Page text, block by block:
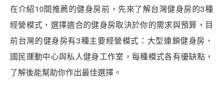
在介紹10間推薦的健身房前，先來了解台灣健身房的3種
經營模式，選擇適合的健身房取決於你的需求與預算，目
前台灣的健身房有3種主要經營模式：大型連鎖健身房、
國民運動中心與私人健身工作室，每種模式各有優缺點，
了解後能幫助你作出最佳選擇。